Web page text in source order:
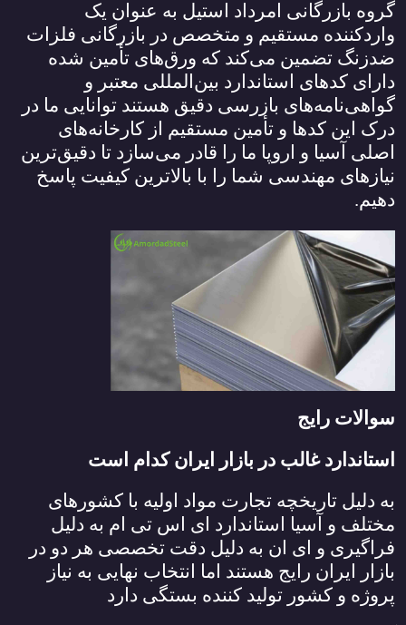
گروه بازرگانی امرداد استیل به عنوان یک
واردکننده مستقیم و متخصص در بازرگانی فلزات
ضدزنگ تضمین می‌کند که ورق‌های تأمین شده
دارای کدهای استاندارد بین‌المللی معتبر و
گواهی‌نامه‌های بازرسی دقیق هستند توانایی ما در
درک این کدها و تأمین مستقیم از کارخانه‌های
اصلی آسیا و اروپا ما را قادر می‌سازد تا دقیق‌ترین
نیازهای مهندسی شما را با بالاترین کیفیت پاسخ
دهیم.
سوالات رایج
استاندارد غالب در بازار ایران کدام است
به دلیل تاریخچه تجارت مواد اولیه با کشورهای
مختلف و آسیا استاندارد ای اس تی ام به دلیل
فراگیری و ای ان به دلیل دقت تخصصی هر دو در
بازار ایران رایج هستند اما انتخاب نهایی به نیاز
پروژه و کشور تولید کننده بستگی دارد